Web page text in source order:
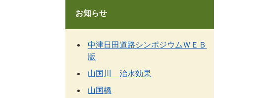
お知らせ
中津日田道路シンポジウムＷＥＢ
版
山国川 治水効果
山国橋